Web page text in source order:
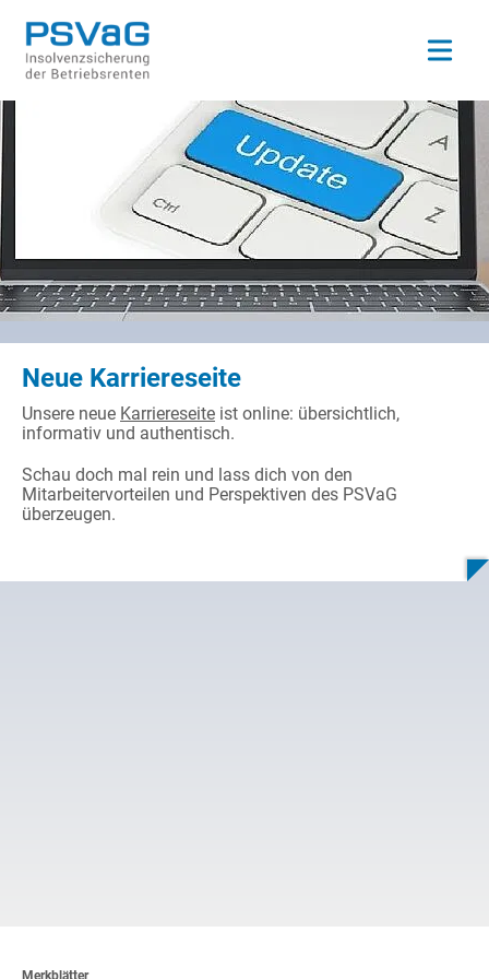
Open
Neue Karriereseite
Unsere neue Karriereseite ist online: übersichtlich,
informativ und authentisch.
Schau doch mal rein und lass dich von den
Mitarbeitervorteilen und Perspektiven des PSVaG
überzeugen.
Merkblätter